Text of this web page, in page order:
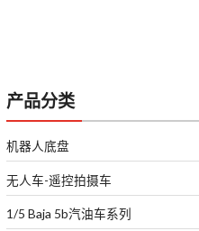
产品分类
机器人底盘
无人车-遥控拍摄车
1/5 Baja 5b汽油车系列